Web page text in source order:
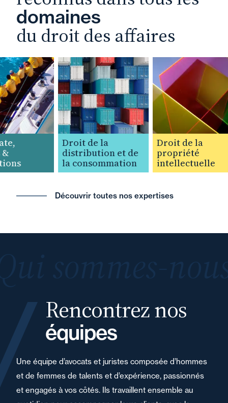
domaines
du droit des affaires
Droit de la
distribution et de
la consommation
Droit de la
propriété
intellectuelle
Découvrir toutes nos expertises
Rencontrez nos
équipes
Une équipe d’avocats et juristes composée d’hommes
et de femmes de talents et d’expérience, passionnés
et engagés à vos côtés. Ils travaillent ensemble au